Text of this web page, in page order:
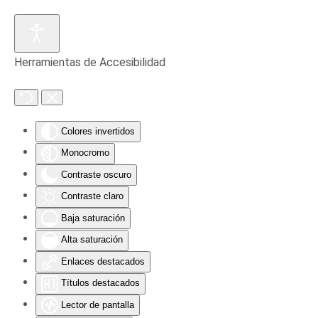
Herramientas de Accesibilidad
Colores invertidos
Monocromo
Contraste oscuro
Contraste claro
Baja saturación
Alta saturación
Enlaces destacados
Títulos destacados
Lector de pantalla